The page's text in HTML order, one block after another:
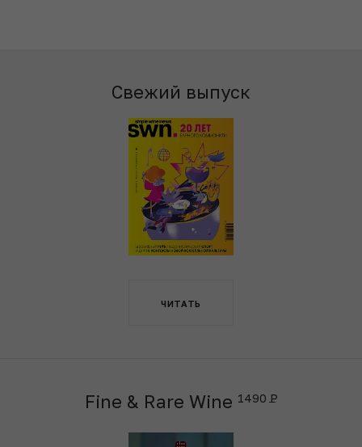
Свежий выпуск
ЧИТАТЬ
Fine & Rare Wine 1490